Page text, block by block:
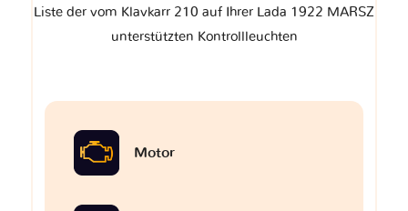
Liste der vom Klavkarr 210 auf Ihrer Lada 1922 MARSZ
unterstützten Kontrollleuchten
Motor